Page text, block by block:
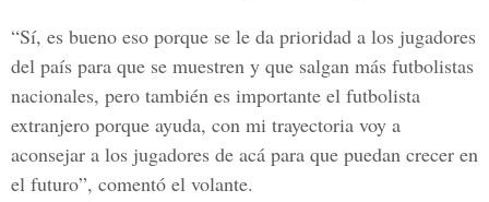
“Sí, es bueno eso porque se le da prioridad a los jugadores
del país para que se muestren y que salgan más futbolistas
nacionales, pero también es importante el futbolista
extranjero porque ayuda, con mi trayectoria voy a
aconsejar a los jugadores de acá para que puedan crecer en
el futuro”, comentó el volante.